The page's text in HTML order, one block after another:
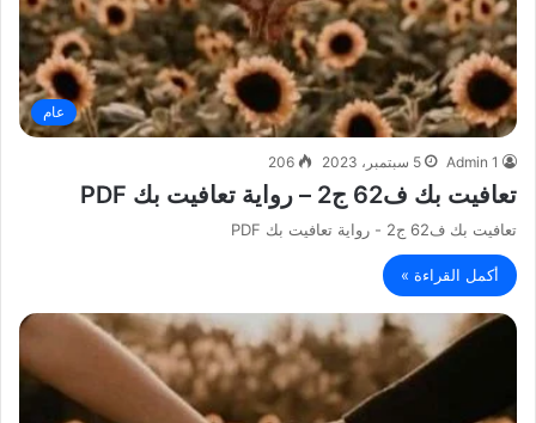
عام
Admin 1 5 سبتمبر، 2023 206
تعافيت بك ف62 ج2 – رواية تعافيت بك PDF
تعافيت بك ف62 ج2 - رواية تعافيت بك PDF
أكمل القراءة »